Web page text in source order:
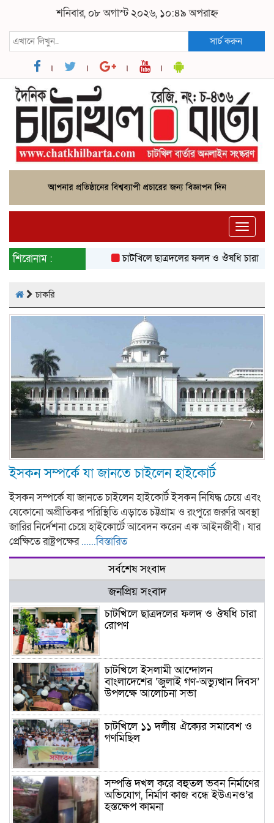
শনিবার, ০৮ অগাস্ট ২০২৬, ১০:৪৯ অপরাহ্ন
সার্চ করুন
Toggle
শিরোনাম :
চাটখিলে ছাত্রদলের ফলদ ও ঔষধি চারা
চাকরি
ইসকন সম্পর্কে যা জানতে চাইলেন হাইকোর্ট
ইসকন সম্পর্কে যা জানতে চাইলেন হাইকোর্ট ইসকন নিষিদ্ধ চেয়ে এবং
যেকোনো অপ্রীতিকর পরিস্থিতি এড়াতে চট্টগ্রাম ও রংপুরে জরুরি অবস্থা
জারির নির্দেশনা চেয়ে হাইকোর্টে আবেদন করেন এক আইনজীবী। যার
প্রেক্ষিতে রাষ্ট্রপক্ষের......বিস্তারিত
সর্বশেষ সংবাদ
জনপ্রিয় সংবাদ
চাটখিলে ছাত্রদলের ফলদ ও ঔষধি চারা
রোপণ
চাটখিলে ইসলামী আন্দোলন
বাংলাদেশের ‘জুলাই গণ-অভ্যুত্থান দিবস’
উপলক্ষে আলোচনা সভা
চাটখিলে ১১ দলীয় ঐক্যের সমাবেশ ও
গণমিছিল
সম্পত্তি দখল করে বহুতল ভবন নির্মাণের
অভিযোগ, নির্মাণ কাজ বন্ধে ইউএনও’র
হস্তক্ষেপ কামনা